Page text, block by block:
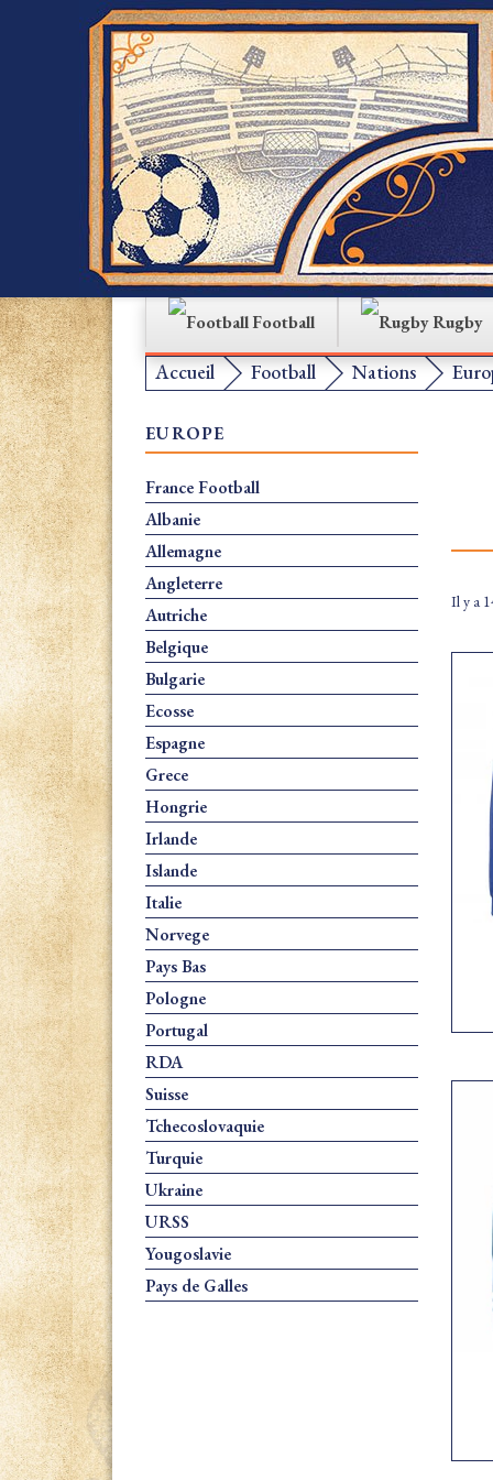
Football Rugby
Accueil Football Nations
EUROPE
France Football
Albanie
Allemagne
Angleterre
Autriche
Belgique
Bulgarie
Ecosse
Espagne
Grece
Hongrie
Irlande
Islande
Italie
Norvege
Pays Bas
Pologne
Portugal
RDA
Suisse
Tchecoslovaquie
Turquie
Ukraine
URSS
Yougoslavie
Pays de Galles
Il y a